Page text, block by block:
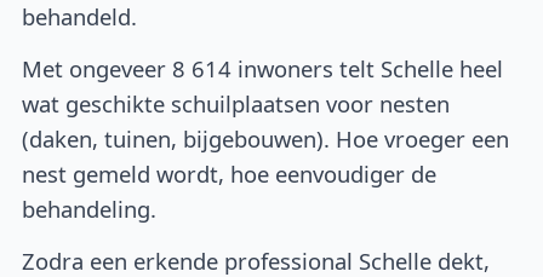
behandeld.
Met ongeveer 8 614 inwoners telt Schelle heel
wat geschikte schuilplaatsen voor nesten
(daken, tuinen, bijgebouwen). Hoe vroeger een
nest gemeld wordt, hoe eenvoudiger de
behandeling.
Zodra een erkende professional Schelle dekt,